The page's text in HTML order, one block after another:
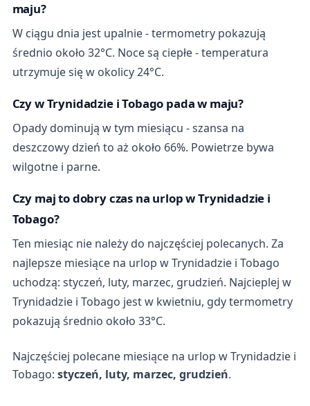
maju?
W ciągu dnia jest upalnie - termometry pokazują
średnio około 32°C. Noce są ciepłe - temperatura
utrzymuje się w okolicy 24°C.
Czy w Trynidadzie i Tobago pada w maju?
Opady dominują w tym miesiącu - szansa na
deszczowy dzień to aż około 66%. Powietrze bywa
wilgotne i parne.
Czy maj to dobry czas na urlop w Trynidadzie i
Tobago?
Ten miesiąc nie należy do najczęściej polecanych. Za
najlepsze miesiące na urlop w Trynidadzie i Tobago
uchodzą: styczeń, luty, marzec, grudzień. Najcieplej w
Trynidadzie i Tobago jest w kwietniu, gdy termometry
pokazują średnio około 33°C.
Najczęściej polecane miesiące na urlop w Trynidadzie i
Tobago: styczeń, luty, marzec, grudzień.